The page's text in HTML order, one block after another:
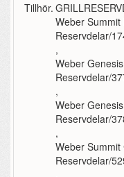
Tillhör.
Weber
Reservdelar/
,
Weber
Reservdelar/
,
Weber
Reservdelar/
,
Weber
Reservdelar/
,